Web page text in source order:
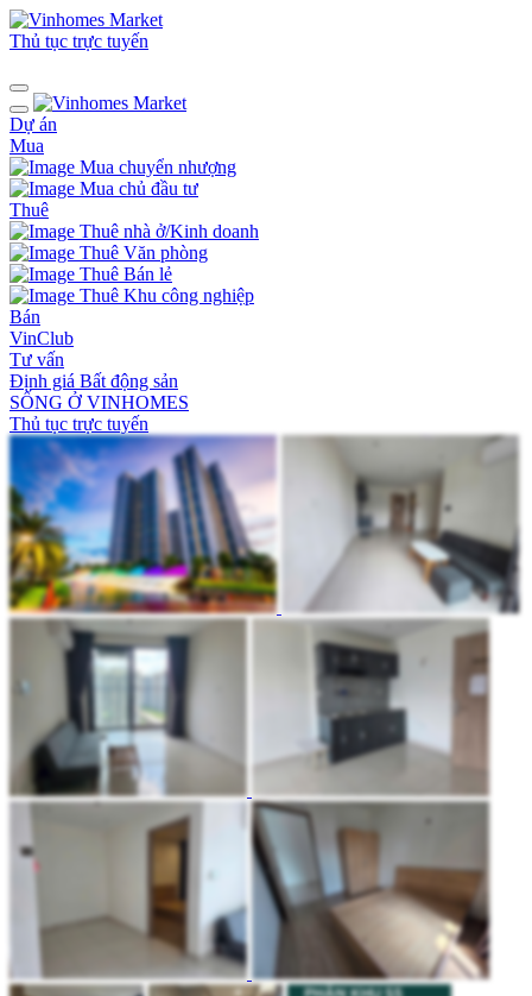
Thủ tục trực tuyến
Dự án
Mua
Mua chuyển nhượng
Mua chủ đầu tư
Thuê
Thuê nhà ở/Kinh doanh
Thuê Văn phòng
Thuê Bán lẻ
Thuê Khu công nghiệp
Bán
VinClub
Tư vấn
Định giá Bất động sản
SỐNG Ở VINHOMES
Thủ tục trực tuyến